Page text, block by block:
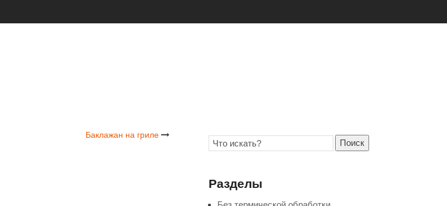
Баклажан на гриле
Поиск
Разделы